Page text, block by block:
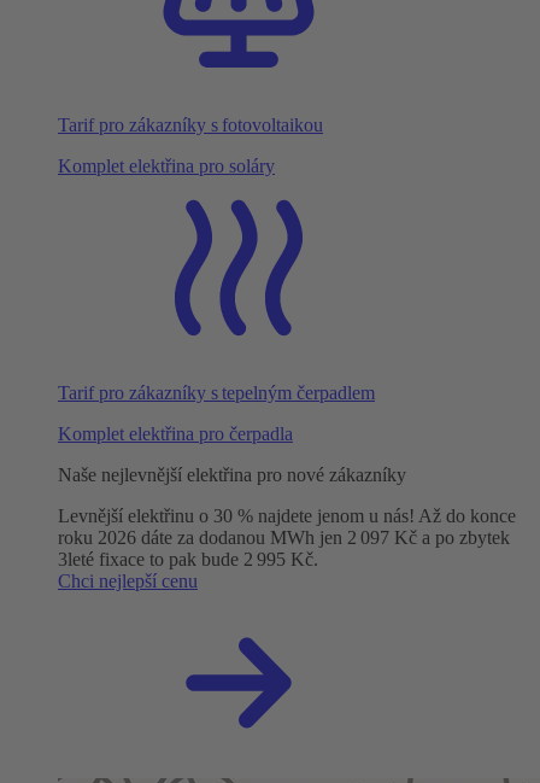
Tarif pro zákazníky s fotovoltaikou
Komplet elektřina pro soláry
Tarif pro zákazníky s tepelným čerpadlem
Komplet elektřina pro čerpadla
Naše nejlevnější elektřina pro nové zákazníky
Levnější elektřinu o 30 % najdete jenom u nás! Až do konce
roku 2026 dáte za dodanou MWh jen 2 097 Kč a po zbytek
3leté fixace to pak bude 2 995 Kč.
Chci nejlepší cenu